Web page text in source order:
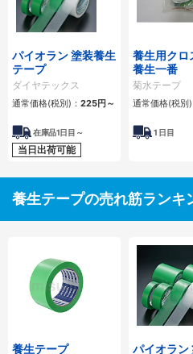
パイオラン 塗装養生
テープ
ダイヤテックス
通常価格(税別)： 225円 ～
在庫品1日目～
当日出荷可能
養生用クロ
養生一番
菊水テープ
通常価格(税別)
1 日目
養生テープの売れ筋ランキ
養生テープ パイオラン